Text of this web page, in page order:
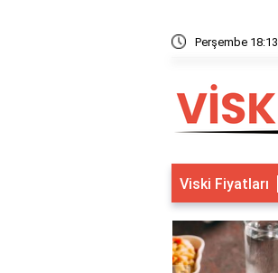
Perşembe 18:13
temel ulusal değerlere örnekler
Viski Fiyatları